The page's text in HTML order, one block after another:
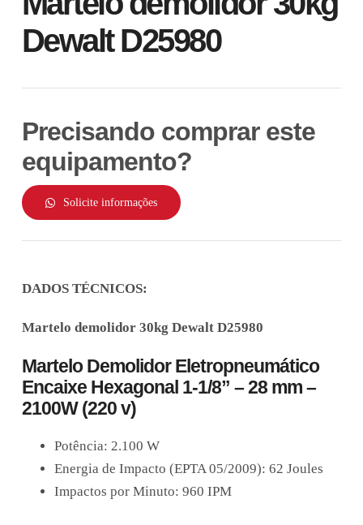
Dewalt D25980
Precisando comprar este
equipamento?
Solicite informações
DADOS TÉCNICOS:
Martelo demolidor 30kg Dewalt D25980
Martelo Demolidor Eletropneumático
Encaixe Hexagonal 1-1/8” – 28 mm –
2100W (220 v)
Potência: 2.100 W
Energia de Impacto (EPTA 05/2009): 62 Joules
Impactos por Minuto: 960 IPM